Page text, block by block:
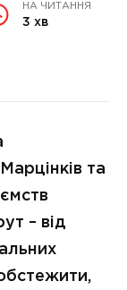
НА ЧИТАННЯ
3 хв
та
– від